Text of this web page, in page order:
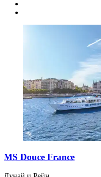
MS Douce France